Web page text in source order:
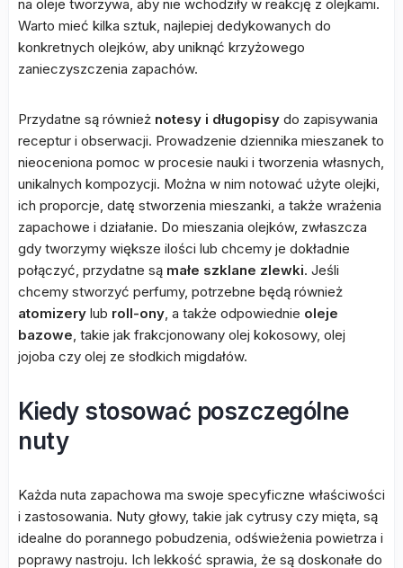
na oleje tworzywa, aby nie wchodziły w reakcję z olejkami.
Warto mieć kilka sztuk, najlepiej dedykowanych do
konkretnych olejków, aby uniknąć krzyżowego
zanieczyszczenia zapachów.
Przydatne są również notesy i długopisy do zapisywania
receptur i obserwacji. Prowadzenie dziennika mieszanek to
nieoceniona pomoc w procesie nauki i tworzenia własnych,
unikalnych kompozycji. Można w nim notować użyte olejki,
ich proporcje, datę stworzenia mieszanki, a także wrażenia
zapachowe i działanie. Do mieszania olejków, zwłaszcza
gdy tworzymy większe ilości lub chcemy je dokładnie
połączyć, przydatne są małe szklane zlewki. Jeśli
chcemy stworzyć perfumy, potrzebne będą również
atomizery lub roll-ony, a także odpowiednie oleje
bazowe, takie jak frakcjonowany olej kokosowy, olej
jojoba czy olej ze słodkich migdałów.
Kiedy stosować poszczególne
nuty
Każda nuta zapachowa ma swoje specyficzne właściwości
i zastosowania. Nuty głowy, takie jak cytrusy czy mięta, są
idealne do porannego pobudzenia, odświeżenia powietrza i
poprawy nastroju. Ich lekkość sprawia, że są doskonałe do